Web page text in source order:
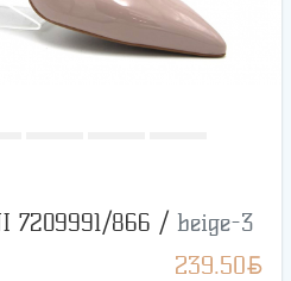
7209991/866 / beige-3
239.50BYN